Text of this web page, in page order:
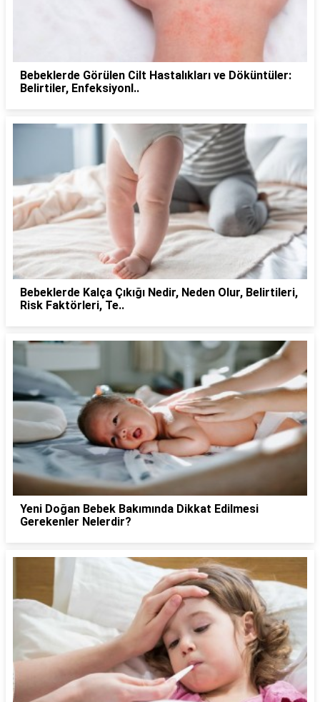
Bebeklerde Görülen Cilt Hastalıkları ve Döküntüler:
Belirtiler, Enfeksiyonl..
Bebeklerde Kalça Çıkığı Nedir, Neden Olur, Belirtileri,
Risk Faktörleri, Te..
Yeni Doğan Bebek Bakımında Dikkat Edilmesi
Gerekenler Nelerdir?